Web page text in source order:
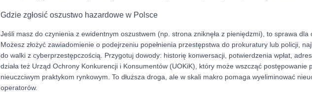
Gdzie zgłosić oszustwo hazardowe w Polsce
Jeśli masz do czynienia z ewidentnym oszustwem (np. strona zniknęła z pieniędzmi), to sprawa dla
Możesz złożyć zawiadomienie o podejrzeniu popełnienia przestępstwa do prokuratury lub policji,
do walki z cyberprzestępczością. Przygotuj dowody: historię konwersacji, potwierdzenia wpłat,
działa też Urząd Ochrony Konkurencji i Konsumentów (UOKiK), który może wszcząć postępowanie
nieuczciwym praktykom rynkowym. To dłuższa droga, ale w skali makro pomaga wyeliminować
operatorów.